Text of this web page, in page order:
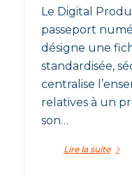
Le Digital
passeport
désigne une
standardisée,
centralise
relatives à un
son…
Lire la suite